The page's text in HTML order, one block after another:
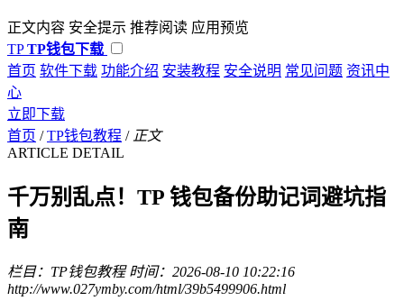
正文内容 安全提示 推荐阅读 应用预览
TP TP钱包下载
首页 软件下载 功能介绍 安装教程 安全说明 常见问题 资讯中
心
立即下载
首页 / TP钱包教程 / 正文
ARTICLE DETAIL
千万别乱点！TP 钱包备份助记词避坑指
南
栏目：TP钱包教程 时间：2026-08-10 10:22:16
http://www.027ymby.com/html/39b5499906.html